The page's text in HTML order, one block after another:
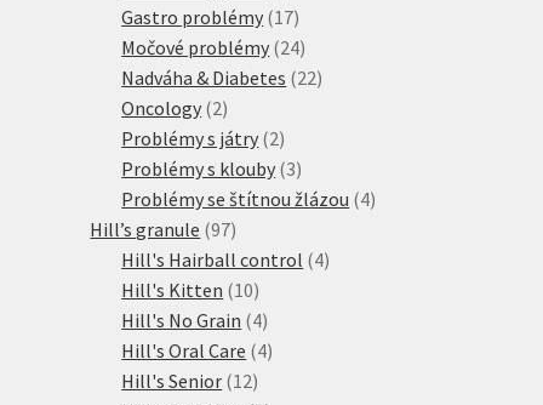
produktů
Gastro problémy 1717
produktů
Močové problémy 2424
produktů
Nadváha & Diabetes 2222
Oncology 22
produkty
Problémy s játry 22
produkty
Problémy s klouby 33
produkty
Problémy se štítnou žlázou 44
Hill’s granule 9797
produktů
Hill's Hairball control 44
Hill's Kitten 1010
produktů
Hill's No Grain 44
produkty
Hill's Oral Care 44
Hill's Senior 1212